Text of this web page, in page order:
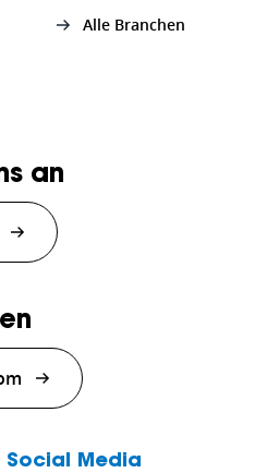
Alle Branchen
an
Social Media